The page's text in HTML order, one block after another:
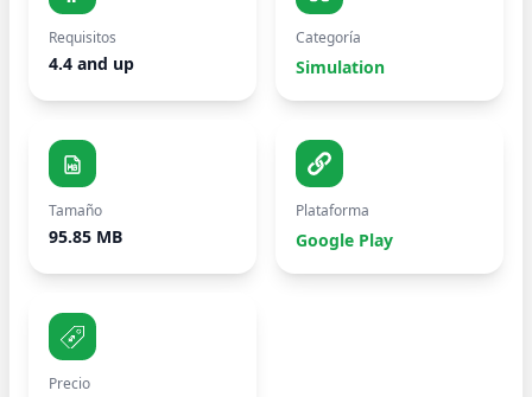
Requisitos
4.4 and up
Categoría
Simulation
Tamaño
95.85 MB
Plataforma
Google Play
Precio